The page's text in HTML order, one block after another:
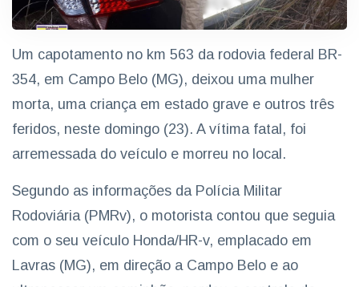
Um capotamento no km 563 da rodovia federal BR-
354, em Campo Belo (MG), deixou uma mulher
morta, uma criança em estado grave e outros três
feridos, neste domingo (23). A vítima fatal, foi
arremessada do veículo e morreu no local.
Segundo as informações da Polícia Militar
Rodoviária (PMRv), o motorista contou que seguia
com o seu veículo Honda/HR-v, emplacado em
Lavras (MG), em direção a Campo Belo e ao